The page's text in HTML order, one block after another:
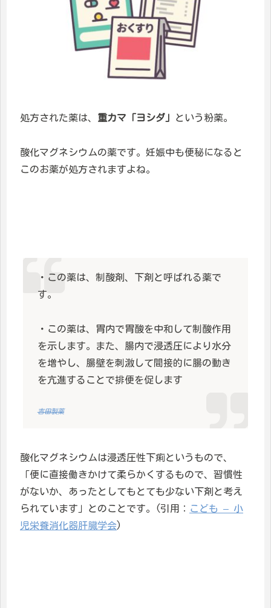
処方された薬は、 重カマ「ヨシダ」 という粉薬。
酸化マグネシウムの薬です。妊娠中も便秘になると
このお薬が処方されますよね。
・この薬は、制酸剤、下剤と呼ばれる薬で
す。
・この薬は、胃内で胃酸を中和して制酸作用
を示します。また、腸内で浸透圧により水分
を増やし、腸壁を刺激して間接的に腸の動き
を亢進することで排便を促します
吉田製薬
酸化マグネシウムは浸透圧性下痢というもので、
「便に直接働きかけて柔らかくするもので、習慣性
がないか、あったとしてもとても少ない下剤と考え
られています」とのことです。(引用： こども – 小
児栄養消化器肝臓学会)